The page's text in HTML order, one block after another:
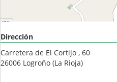
Dirección
Carretera de El Cortijo , 60
26006 Logroño (La Rioja)